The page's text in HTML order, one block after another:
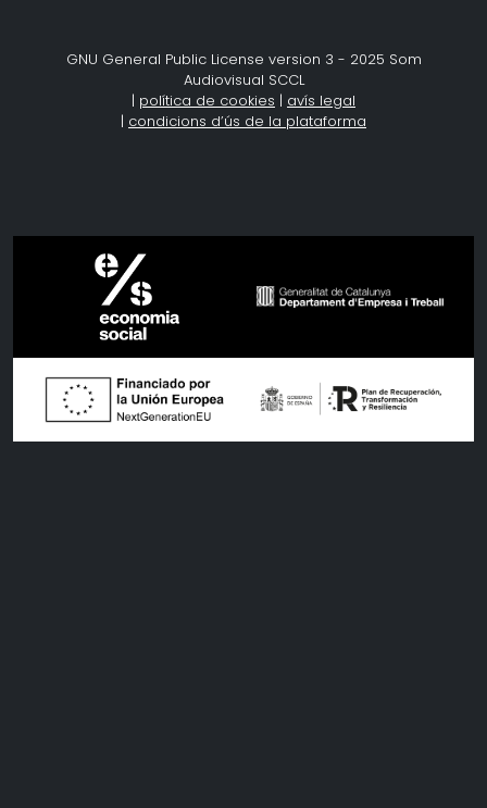
GNU General Public License version 3 - 2025 Som
Audiovisual SCCL
| política de cookies | avís legal
| condicions d’ús de la plataforma